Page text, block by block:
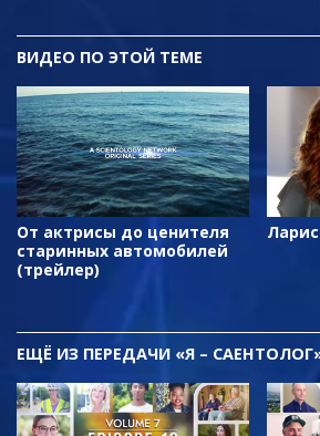
ВИДЕО ПО ЭТОЙ ТЕМЕ
От актрисы до ценителя
старинных автомобилей
(трейлер)
ЕЩЁ ИЗ ПЕРЕДАЧИ «Я –